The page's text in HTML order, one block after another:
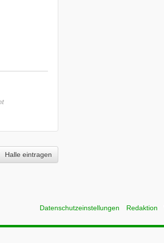
eintragen
Datenschutzeinstellungen Redaktion